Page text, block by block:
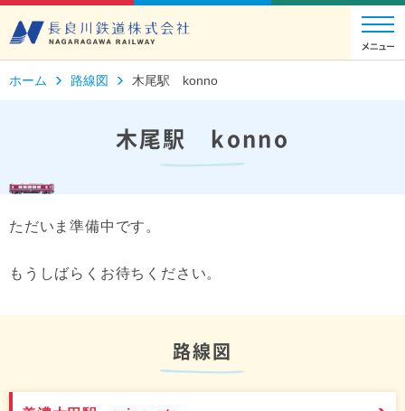
ホーム 路線図 木尾駅 konno
木尾駅 konno
ただいま準備中です。
もうしばらくお待ちください。
路線図